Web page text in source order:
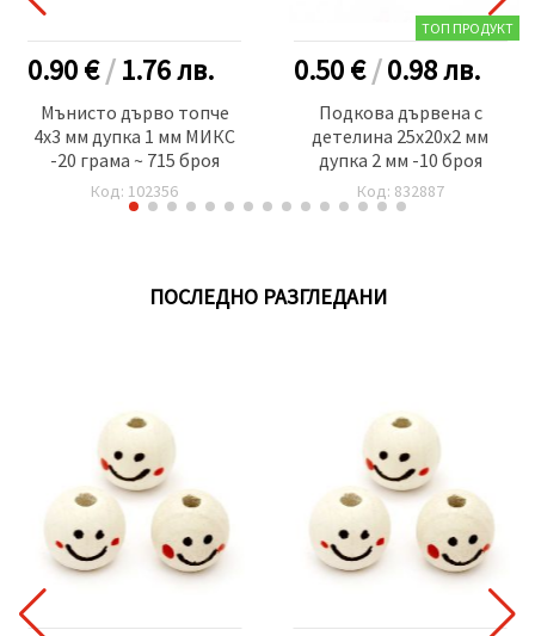
0.90 €/1.76лв.
Мънисто дърво топче
4x3 мм дупка 1 мм МИКС
-20 грама ~ 715 броя
Код: 102356
ТОП ПРОДУКТ
0.50 €/0.98лв.
Подкова дървена с
детелина 25x20x2 мм
дупка 2 мм -10 броя
Код: 832887
ПОСЛЕДНО РАЗГЛЕДАНИ